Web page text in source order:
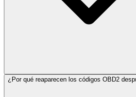
¿Por qué reaparecen los códigos OBD2